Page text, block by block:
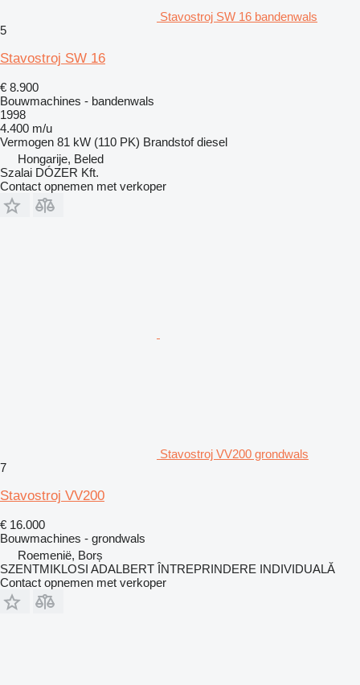
Stavostroj SW 16 bandenwals
5
Stavostroj SW 16
€ 8.900
Bouwmachines - bandenwals
1998
4.400 m/u
Vermogen 81 kW (110 PK) Brandstof diesel
Hongarije, Beled
Szalai DÓZER Kft.
Contact opnemen met verkoper
Stavostroj VV200 grondwals
7
Stavostroj VV200
€ 16.000
Bouwmachines - grondwals
Roemenië, Borș
SZENTMIKLOSI ADALBERT ÎNTREPRINDERE INDIVIDUALĂ
Contact opnemen met verkoper